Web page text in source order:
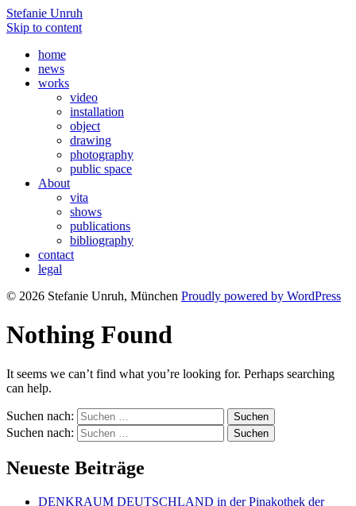
Stefanie Unruh
Skip to content
home
news
works
video
installation
object
drawing
photography
public space
About
vita
shows
publications
bibliography
contact
legal
© 2026 Stefanie Unruh, München Proudly powered by WordPress
Nothing Found
It seems we can’t find what you’re looking for. Perhaps searching
can help.
Suchen nach:
Suchen nach:
Neueste Beiträge
DENKRAUM DEUTSCHLAND in der Pinakothek der